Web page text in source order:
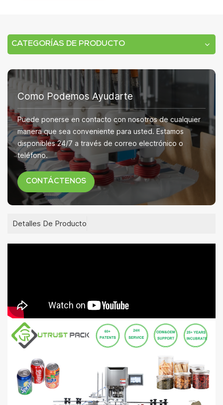
CATEGORÍAS DE PRODUCTO
Como Podemos Ayudarte
Puede ponerse en contacto con nosotros de cualquier
manera que sea conveniente para usted. Estamos
disponibles 24/7 a través de correo electrónico o
teléfono.
CONTÁCTENOS
Detalles De Producto